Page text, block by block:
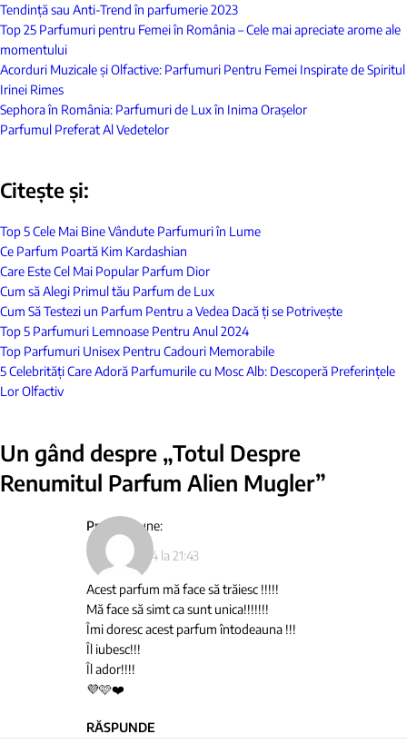
Tendință sau Anti-Trend în parfumerie 2023
Top 25 Parfumuri pentru Femei în România – Cele mai apreciate arome ale
momentului
Acorduri Muzicale și Olfactive: Parfumuri Pentru Femei Inspirate de Spiritul
Irinei Rimes
Sephora în România: Parfumuri de Lux în Inima Orașelor
Parfumul Preferat Al Vedetelor
Citește și:
Top 5 Cele Mai Bine Vândute Parfumuri în Lume
Ce Parfum Poartă Kim Kardashian
Care Este Cel Mai Popular Parfum Dior
Cum să Alegi Primul tău Parfum de Lux
Cum Să Testezi un Parfum Pentru a Vedea Dacă ți se Potrivește
Top 5 Parfumuri Lemnoase Pentru Anul 2024
Top Parfumuri Unisex Pentru Cadouri Memorabile
5 Celebrități Care Adoră Parfumurile cu Mosc Alb: Descoperă Preferințele
Lor Olfactiv
Un gând despre „Totul Despre
Renumitul Parfum Alien Mugler”
Preda
spune:
16 iunie 2024 la 21:43
Acest parfum mă face să trăiesc !!!!!
Mă face să simt ca sunt unica!!!!!!!
Îmi doresc acest parfum întodeauna !!!
Îl iubesc!!!
Îl ador!!!!
💜🩷❤️
RĂSPUNDE